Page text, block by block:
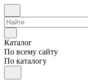
Каталог
По всему сайту
По каталогу